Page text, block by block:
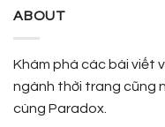
ABOUT
Khám phá các bài viết
ngành thời trang cũng
cùng Paradox.